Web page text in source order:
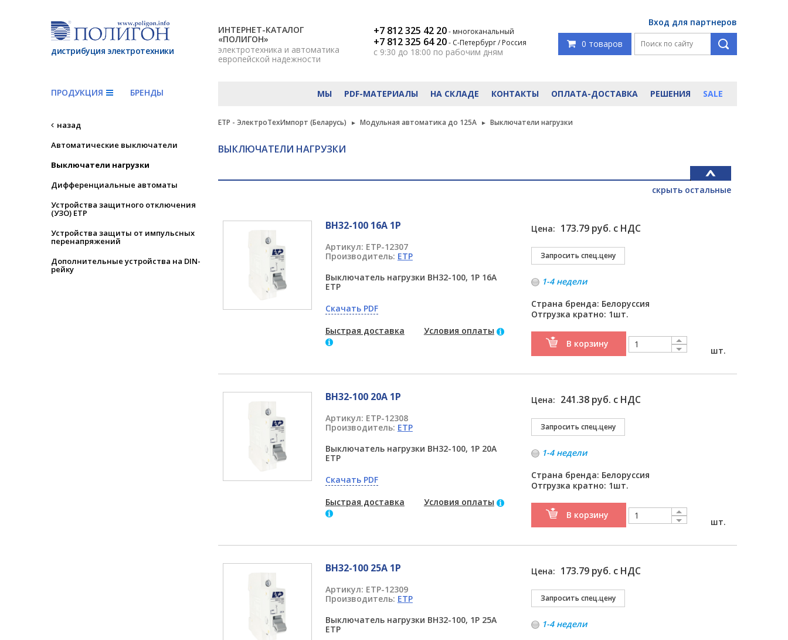
дистрибуция электротехники
ИНТЕРНЕТ-КАТАЛОГ
«ПОЛИГОН»
электротехника и автоматика
европейской надежности
+7 812 325 42 20- многоканальный
+7 812 325 64 20- С-Петербург / Россия
с 9:30 до 18:00 по рабочим дням
Вход для партнеров
0 товаров
ПРОДУКЦИЯ БРЕНДЫ МЫ PDF-МАТЕРИАЛЫ НА СКЛАДЕ КОНТАКТЫ ОПЛАТА-ДОСТАВКА РЕШЕНИЯ SALE
назад
Автоматические выключатели
Выключатели нагрузки
Дифференциальные автоматы
Устройства защитного отключения
(УЗО) ETP
Устройства защиты от импульсных
перенапряжений
Дополнительные устройства на DIN-
рейку
ETP - ЭлектроТехИмпорт (Беларусь) Модульная автоматика до 125А Выключатели нагрузки
ВЫКЛЮЧАТЕЛИ НАГРУЗКИ
скрыть остальные
ВН32-100 16А 1P
Артикул: ETP-12307
Производитель: ETP
Выключатель нагрузки ВН32-100, 1P 16А
ETP
Скачать PDF
Быстрая доставка
Условия оплаты
Цена: 173.79 руб. с НДС
1-4 недели
Страна бренда: Белоруссия
Отгрузка кратно: 1шт.
В корзину
шт.
ВН32-100 20А 1P
Артикул: ETP-12308
Производитель: ETP
Выключатель нагрузки ВН32-100, 1P 20А
ETP
Скачать PDF
Быстрая доставка
Условия оплаты
Цена: 241.38 руб. с НДС
1-4 недели
Страна бренда: Белоруссия
Отгрузка кратно: 1шт.
В корзину
шт.
ВН32-100 25А 1P
Артикул: ETP-12309
Производитель: ETP
Выключатель нагрузки ВН32-100, 1P 25А
ETP
Цена: 173.79 руб. с НДС
1-4 недели